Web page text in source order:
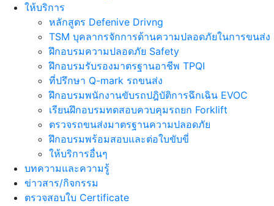
ให้บริการ
หลักสูตร Defenive Drivng
TSM บุคลากรจักการด้านความปลอดภัยในการขนส่ง
ฝึกอบรมความปลอดภัย Safety
ฝึกอบรมรับรองมาตรฐานอาชีพ TPQI
ที่ปรึกษา Q-mark รถขนส่ง
ฝึกอบรมพนักงานขับรถปฎิบัติการฉึกเฉิน EVOC
เรียนฝึกอบรมทดสอบควบคุมรถยก Forklift
ตรวจรถขนส่งมาตรฐานความปลอดภัย
ฝึกอบรมพร้อมสอบและต่อใบขับขี่
ให้บริการอื่นๆ
บทความและความรู้
ข่าวสาร/กิจกรรม
ตรวจสอบใบ Certificate